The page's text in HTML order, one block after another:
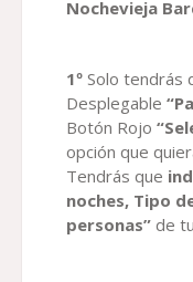
Nochevieja
1º Solo tendrás
Desplegable
Botón Rojo
opción que
Tendrás que
noches, Tipo
personas” de